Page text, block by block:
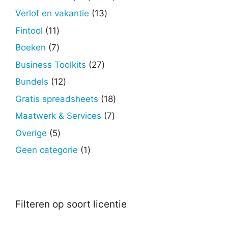
Verlof en vakantie 1313
Fintool 1111
producten
Boeken 77
producten
Business Toolkits 2727
Bundels 1212
producten
Gratis spreadsheets 1818
producten
Maatwerk & Services 77
Overige 55
producten
Geen categorie 11
Filteren op soort licentie